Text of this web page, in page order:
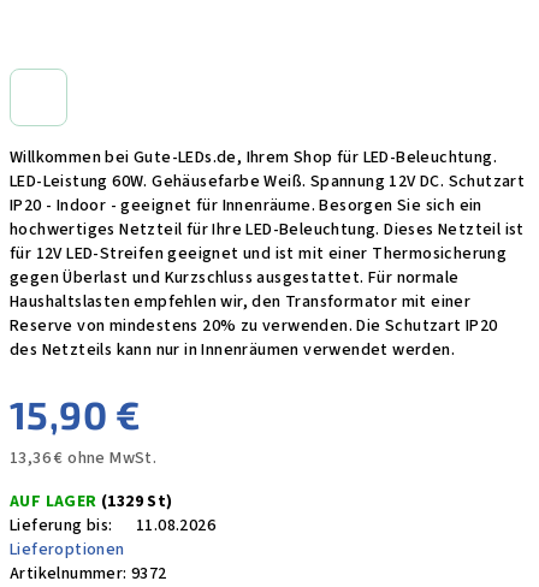
Willkommen bei Gute-LEDs.de, Ihrem Shop für LED-Beleuchtung.
LED-Leistung 60W. Gehäusefarbe Weiß. Spannung 12V DC. Schutzart
IP20 - Indoor - geeignet für Innenräume. Besorgen Sie sich ein
hochwertiges Netzteil für Ihre LED-Beleuchtung. Dieses Netzteil ist
für 12V LED-Streifen geeignet und ist mit einer Thermosicherung
gegen Überlast und Kurzschluss ausgestattet. Für normale
Haushaltslasten empfehlen wir, den Transformator mit einer
Reserve von mindestens 20% zu verwenden. Die Schutzart IP20
des Netzteils kann nur in Innenräumen verwendet werden.
15,90 €
13,36 € ohne MwSt.
AUF LAGER (1329 St)
Lieferung bis:
11.08.2026
Lieferoptionen
Artikelnummer: 9372